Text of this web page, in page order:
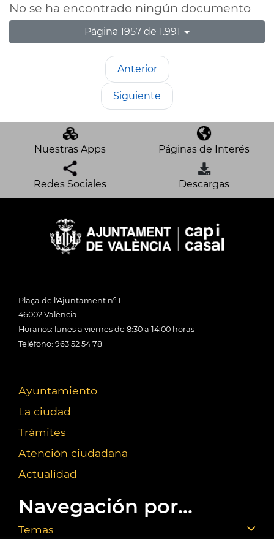
No se ha encontrado ningún documento
Página 1957 de 1.991
Anterior
Siguiente
Nuestras Apps Páginas de Interés
Redes Sociales Descargas
Plaça de l'Ajuntament nº 1
46002 València
Horarios: lunes a viernes de 8:30 a 14:00 horas
Teléfono: 963 52 54 78
Ayuntamiento
La ciudad
Trámites
Atención ciudadana
Actualidad
Navegación por...
Temas